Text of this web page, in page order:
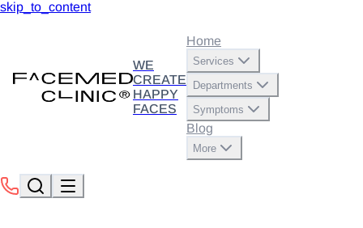
skip_to_content
WE
CREATE
HAPPY
FACES
Home
Services
Departments
Symptoms
Blog
More